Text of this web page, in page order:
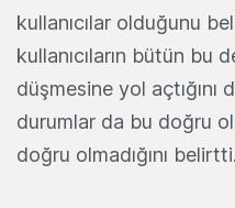
kullanıcılar olduğunu
kullanıcıların bütün bu
düşmesine yol açtığını
durumlar da bu doğru
doğru olmadığını belirtti.